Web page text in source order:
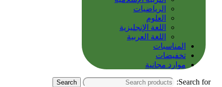
الرياضيات
العلوم
اللغة الإنجليزية
اللغة العربية
المناسبات
تخفيضات
موارد مجانية
Search for:
Search